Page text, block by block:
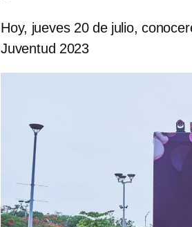
Hoy, jueves 20 de julio,
Juventud 2023